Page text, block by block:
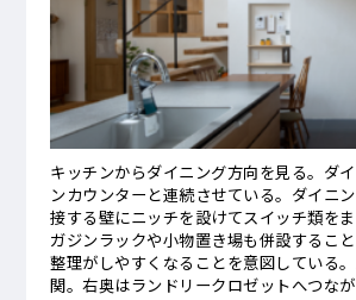
キッチンからダイニング方向を見る。ダ
ンカウンターと連続させている。ダイニ
接する壁にニッチを設けてスイッチ類を
ガジンラックや小物置き場も併設するこ
整理がしやすくなることを意図している
関。右奥はランドリークロゼットへつなが